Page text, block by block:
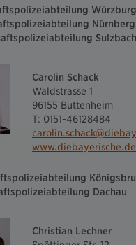
Würzburg
Nürnberg
Carolin Schack
Waldstrasse 1
96155 Buttenheim
T: 0151-46128484
Dachau
Christian Lechner